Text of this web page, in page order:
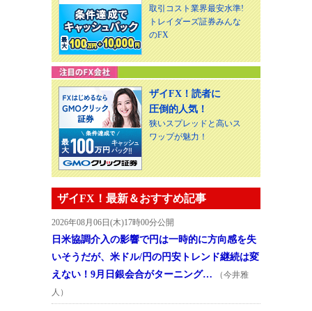
取引コスト業界最安水準!
トレイダーズ証券みんな
のFX
ザイFX！読者に
圧倒的人気！
狭いスプレッドと高いス
ワップが魅力！
ザイFX！最新＆おすすめ記事
2026年08月06日(木)17時00分公開
日米協調介入の影響で円は一時的に方向感を失
いそうだが、米ドル/円の円安トレンド継続は変
えない！9月日銀会合がターニング…
（今井雅
人）